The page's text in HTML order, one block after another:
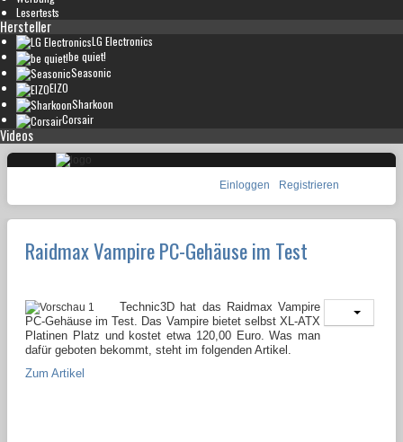
Lesertests
Hersteller
LG Electronics
be quiet!
Seasonic
EIZO
Sharkoon
Corsair
Videos
Einloggen Registrieren
Raidmax Vampire PC-Gehäuse im Test
Technic3D hat das Raidmax Vampire
PC-Gehäuse im Test. Das Vampire bietet selbst XL-ATX
Platinen Platz und kostet etwa 120,00 Euro. Was man
dafür geboten bekommt, steht im folgenden Artikel.
Zum Artikel